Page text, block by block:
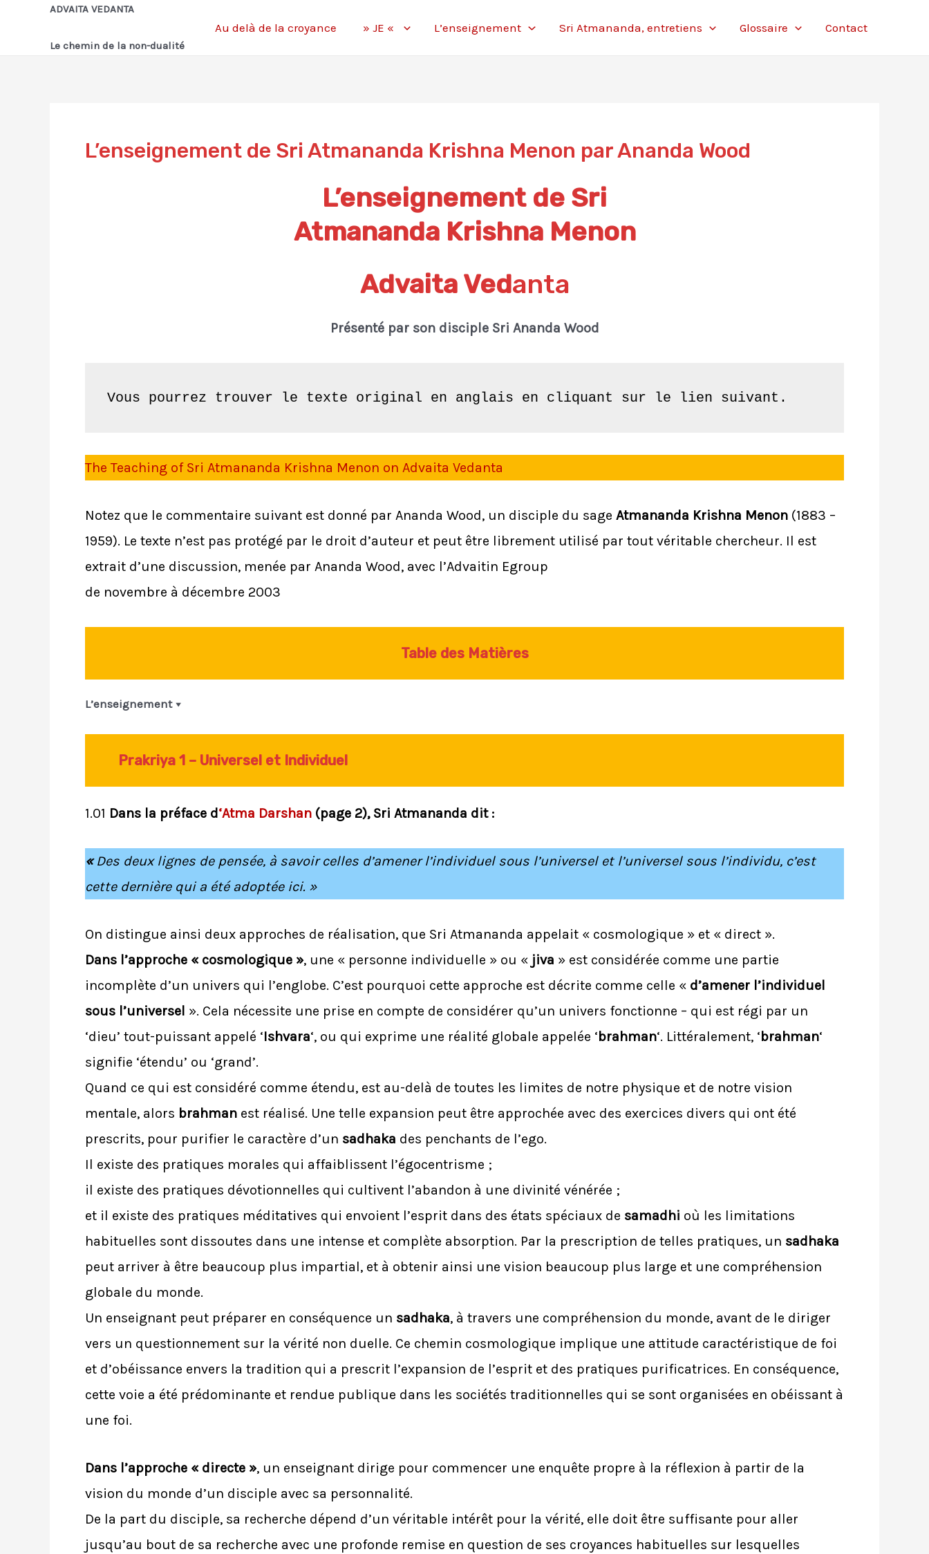
ADVAITA VEDANTA
Le chemin de la non-dualité
Au delà de la croyance » JE « L’enseignement Sri Atmananda, entretiens Glossaire Contact
L’enseignement de Sri Atmananda Krishna Menon par Ananda Wood
L’enseignement de Sri
Atmananda Krishna Menon
Advaita Vedanta
Présenté par son disciple Sri Ananda Wood
Vous pourrez trouver le texte original en anglais en cliquant sur le lien suivant.
The Teaching of Sri Atmananda Krishna Menon on Advaita Vedanta
Notez que le commentaire suivant est donné par Ananda Wood, un disciple du sage Atmananda Krishna Menon (1883 –
1959). Le texte n’est pas protégé par le droit d’auteur et peut être librement utilisé par tout véritable chercheur. Il est
extrait d’une discussion, menée par Ananda Wood, avec l’Advaitin Egroup
de novembre à décembre 2003
Table des Matières
L’enseignement
Prakriya 1 – Universel et Individuel
1.01 Dans la préface d‘Atma Darshan (page 2), Sri Atmananda dit :
«Des deux lignes de pensée, à savoir celles d’amener l’individuel sous l’universel et l’universel sous l’individu, c’est
cette dernière qui a été adoptée ici. »
On distingue ainsi deux approches de réalisation, que Sri Atmananda appelait « cosmologique » et « direct ».
Dans l’approche « cosmologique », une « personne individuelle » ou « jiva » est considérée comme une partie
incomplète d’un univers qui l’englobe. C’est pourquoi cette approche est décrite comme celle « d’amener l’individuel
sous l’universel ». Cela nécessite une prise en compte de considérer qu’un univers fonctionne – qui est régi par un
‘dieu’ tout-puissant appelé ‘Ishvara‘, ou qui exprime une réalité globale appelée ‘brahman‘. Littéralement, ‘brahman‘
signifie ‘étendu’ ou ‘grand’.
Quand ce qui est considéré comme étendu, est au-delà de toutes les limites de notre physique et de notre vision
mentale, alors brahman est réalisé. Une telle expansion peut être approchée avec des exercices divers qui ont été
prescrits, pour purifier le caractère d’un sadhaka des penchants de l’ego.
Il existe des pratiques morales qui affaiblissent l’égocentrisme ;
il existe des pratiques dévotionnelles qui cultivent l’abandon à une divinité vénérée ;
et il existe des pratiques méditatives qui envoient l’esprit dans des états spéciaux de samadhi où les limitations
habituelles sont dissoutes dans une intense et complète absorption. Par la prescription de telles pratiques, un sadhaka
peut arriver à être beaucoup plus impartial, et à obtenir ainsi une vision beaucoup plus large et une compréhension
globale du monde.
Un enseignant peut préparer en conséquence un sadhaka, à travers une compréhension du monde, avant de le diriger
vers un questionnement sur la vérité non duelle. Ce chemin cosmologique implique une attitude caractéristique de foi
et d’obéissance envers la tradition qui a prescrit l’expansion de l’esprit et des pratiques purificatrices. En conséquence,
cette voie a été prédominante et rendue publique dans les sociétés traditionnelles qui se sont organisées en obéissant à
une foi.
Dans l’approche « directe », un enseignant dirige pour commencer une enquête propre à la réflexion à partir de la
vision du monde d’un disciple avec sa personnalité.
De la part du disciple, sa recherche dépend d’un véritable intérêt pour la vérité, elle doit être suffisante pour aller
jusqu’au bout de sa recherche avec une profonde remise en question de ses croyances habituelles sur lesquelles